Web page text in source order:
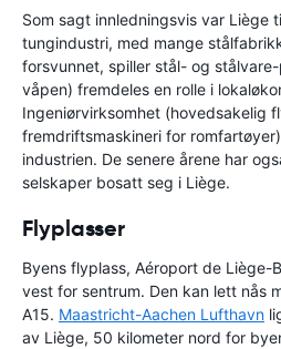
Som sagt innledningsvis var Liège
tungindustri, med mange
forsvunnet, spiller stål- og
våpen) fremdeles en rolle i
Ingeniørvirksomhet (hovedsakelig
fremdriftsmaskineri for
industrien. De senere årene har
selskaper bosatt seg i Liège.
Flyplasser
Byens flyplass, Aéroport de Liège-
vest for sentrum. Den kan lett nås
A15. Maastricht-Aachen Lufthavn
av Liège, 50 kilometer nord for